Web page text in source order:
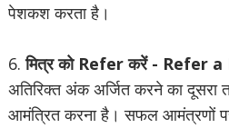
पेशकश करता है।
6. मित्र को Refer करें - Refer
अतिरिक्त अंक अर्जित करने का दूसरा
आमंत्रित करना है। सफल आमंत्रणों